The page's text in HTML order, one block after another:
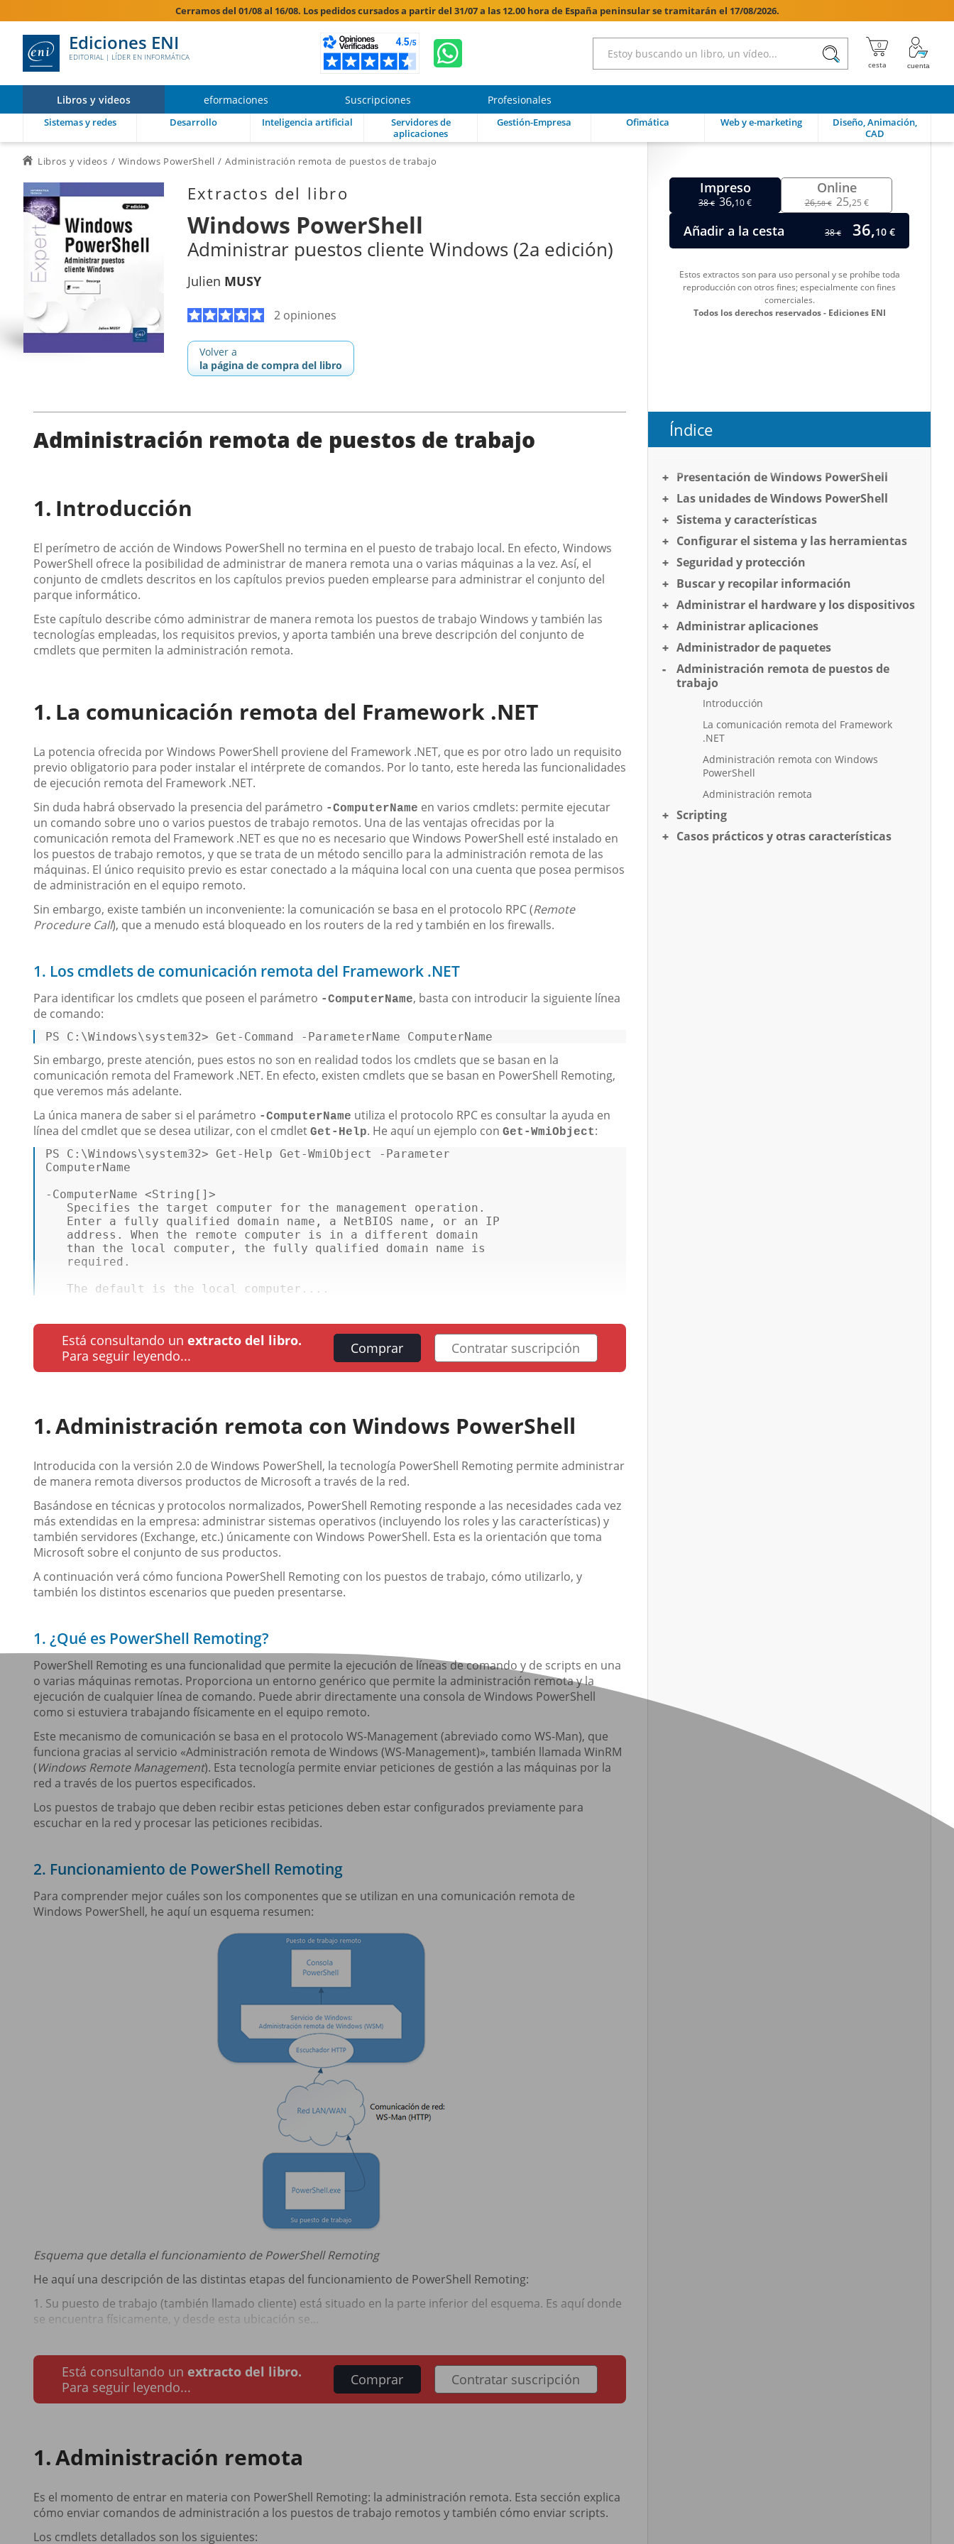
Cerramos del 01/08 al 16/08. Los pedidos cursados a partir del 31/07 a las 12.00 hora de España peninsular se tramitarán el 17/08/2026.
Ediciones ENI
EDITORIAL | LÍDER EN INFORMÁTICA 
Libros y videos eformaciones Suscripciones Profesionales
Sistemas y redes Desarrollo Inteligencia artificial
Servidores de
aplicaciones
Gestión-Empresa Ofimática Web y e-marketing
Diseño, Animación,
CAD
Libros y videos Windows PowerShell Administración remota de puestos de trabajo
Extractos del libro
Windows PowerShell
Administrar puestos cliente Windows (2a edición)
Julien MUSY
2 opiniones
Volver a
la página de compra del libro
Impreso
38€ 36,10 €
Online
26,58 € 25,25 €
Añadir a la cesta 38€ 36,10 €
Estos extractos son para uso personal y se prohíbe toda
reproducción con otros fines; especialmente con fines
comerciales.
Todos los derechos reservados - Ediciones ENI
Administración remota de puestos de trabajo
Introducción
El perímetro de acción de Windows PowerShell no termina en el puesto de trabajo local. En efecto, Windows
PowerShell ofrece la posibilidad de administrar de manera remota una o varias máquinas a la vez. Así, el
conjunto de cmdlets descritos en los capítulos previos pueden emplearse para administrar el conjunto del
parque informático.
Este capítulo describe cómo administrar de manera remota los puestos de trabajo Windows y también las
tecnologías empleadas, los requisitos previos, y aporta también una breve descripción del conjunto de
cmdlets que permiten la administración remota.
La comunicación remota del Framework .NET
La potencia ofrecida por Windows PowerShell proviene del Framework .NET, que es por otro lado un requisito
previo obligatorio para poder instalar el intérprete de comandos. Por lo tanto, este hereda las funcionalidades
de ejecución remota del Framework .NET.
Sin duda habrá observado la presencia del parámetro -ComputerName en varios cmdlets: permite ejecutar
un comando sobre uno o varios puestos de trabajo remotos. Una de las ventajas ofrecidas por la
comunicación remota del Framework .NET es que no es necesario que Windows PowerShell esté instalado en
los puestos de trabajo remotos, y que se trata de un método sencillo para la administración remota de las
máquinas. El único requisito previo es estar conectado a la máquina local con una cuenta que posea permisos
de administración en el equipo remoto.
Sin embargo, existe también un inconveniente: la comunicación se basa en el protocolo RPC (Remote
Procedure Call), que a menudo está bloqueado en los routers de la red y también en los firewalls.
1. Los cmdlets de comunicación remota del Framework .NET
Para identificar los cmdlets que poseen el parámetro -ComputerName, basta con introducir la siguiente línea
de comando:
PS C:\Windows\system32> Get - Command - ParameterName ComputerName
Sin embargo, preste atención, pues estos no son en realidad todos los cmdlets que se basan en la
comunicación remota del Framework .NET. En efecto, existen cmdlets que se basan en PowerShell Remoting,
que veremos más adelante.
La única manera de saber si el parámetro -ComputerName utiliza el protocolo RPC es consultar la ayuda en
línea del cmdlet que se desea utilizar, con el cmdlet Get-Help. He aquí un ejemplo con Get-WmiObject:
PS C:\Windows\system32> Get -Help Get -WmiObject -Parameter
ComputerName
-ComputerName <String []>
Specifies the target computer for the management operation.
Enter a fully qualified domain name, a NetBIOS name, or an IP
address. When the remote computer is in a different domain
than the local computer, the fully qualified domain name is
required.
The default is the local computer....
Está consultando un extracto del libro.
Para seguir leyendo...
Comprar Contratar suscripción
Administración remota con Windows PowerShell
Introducida con la versión 2.0 de Windows PowerShell, la tecnología PowerShell Remoting permite administrar
de manera remota diversos productos de Microsoft a través de la red.
Basándose en técnicas y protocolos normalizados, PowerShell Remoting responde a las necesidades cada vez
más extendidas en la empresa: administrar sistemas operativos (incluyendo los roles y las características) y
también servidores (Exchange, etc.) únicamente con Windows PowerShell. Esta es la orientación que toma
Microsoft sobre el conjunto de sus productos.
A continuación verá cómo funciona PowerShell Remoting con los puestos de trabajo, cómo utilizarlo, y
también los distintos escenarios que pueden presentarse.
1. ¿Qué es PowerShell Remoting?
PowerShell Remoting es una funcionalidad que permite la ejecución de líneas de comando y de scripts en una
o varias máquinas remotas. Proporciona un entorno genérico que permite la administración remota y la
ejecución de cualquier línea de comando. Puede abrir directamente una consola de Windows PowerShell
como si estuviera trabajando físicamente en el equipo remoto.
Este mecanismo de comunicación se basa en el protocolo WS-Management (abreviado como WS-Man), que
funciona gracias al servicio «Administración remota de Windows (WS-Management)», también llamada WinRM
(Windows Remote Management). Esta tecnología permite enviar peticiones de gestión a las máquinas por la
red a través de los puertos especificados.
Los puestos de trabajo que deben recibir estas peticiones deben estar configurados previamente para
escuchar en la red y procesar las peticiones recibidas.
2. Funcionamiento de PowerShell Remoting
Para comprender mejor cuáles son los componentes que se utilizan en una comunicación remota de
Windows PowerShell, he aquí un esquema resumen:
Esquema que detalla el funcionamiento de PowerShell Remoting
He aquí una descripción de las distintas etapas del funcionamiento de PowerShell Remoting:
1. Su puesto de trabajo (también llamado cliente) está situado en la parte inferior del esquema. Es aquí donde
se encuentra físicamente, y desde esta ubicación se...
Está consultando un extracto del libro.
Para seguir leyendo...
Comprar Contratar suscripción
Administración remota
Es el momento de entrar en materia con PowerShell Remoting: la administración remota. Esta sección explica
cómo enviar comandos de administración a los puestos de trabajo remotos y también cómo enviar scripts.
Los cmdlets detallados son los siguientes:
Índice
Presentación de Windows PowerShell
Las unidades de Windows PowerShell
Sistema y características
Configurar el sistema y las herramientas
Seguridad y protección
Buscar y recopilar información
Administrar el hardware y los dispositivos
Administrar aplicaciones
Administrador de paquetes
Administración remota de puestos de
trabajo
Introducción
La comunicación remota del Framework
.NET
Administración remota con Windows
PowerShell
Administración remota
Scripting
Casos prácticos y otras características